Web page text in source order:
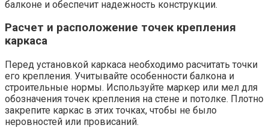
балконе и обеспечит надежность конструкции.​
Расчет и расположение точек крепления
каркаса
Перед установкой каркаса необходимо расчитать точки
его крепления.​ Учитывайте особенности балкона и
строительные нормы. Используйте маркер или мел для
обозначения точек крепления на стене и потолке.​ Плотно
закрепите каркас в этих точках, чтобы не было
неровностей или провисаний.​